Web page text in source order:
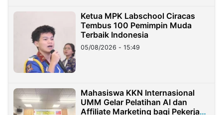
Ketua MPK Labschool Ciracas
Tembus 100 Pemimpin Muda
Terbaik Indonesia
05/08/2026 - 15:49
Mahasiswa KKN Internasional
UMM Gelar Pelatihan AI dan
Affiliate Marketing bagi Pekerja